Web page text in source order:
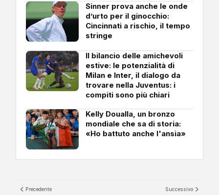
Sinner prova anche le onde
d’urto per il ginocchio:
Cincinnati a rischio, il tempo
stringe
Il bilancio delle amichevoli
estive: le potenzialità di
Milan e Inter, il dialogo da
trovare nella Juventus: i
compiti sono più chiari
Kelly Doualla, un bronzo
mondiale che sa di storia:
«Ho battuto anche l'ansia»
Precedente Successivo